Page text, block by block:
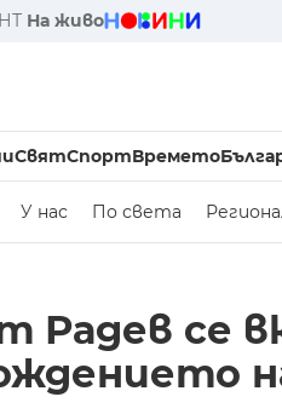
На живо
СвятСпортВремето
У нас По света
Радев се